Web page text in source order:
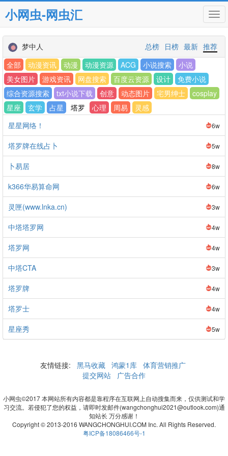
小网虫-网虫汇
梦中人 推荐
最新
日榜
总榜
全部
动漫资讯 动漫 动漫资源 ACG 小说搜索
小说
美女图片
游戏资讯 网盘搜索 百度云资源 设计
免费小说
综合资源搜索
txt小说下载 创意 动态图片 宅男绅士
cosplay
星座
玄学 占星 塔罗 心理 周易
灵感
星星网络！
6w
塔罗牌在线占卜 5w
卜易居 8w
k366华易算命网 6w
灵匣(www.lnka.cn) 3w
中塔塔罗网 4w
塔罗网 4w
中塔CTA 3w
塔罗牌 4w
塔罗士 4w
星座秀 5w
友情链接: 黑马收藏 鸿蒙1库 体育营销推广
提交网站
广告合作
小网虫©2017 本网站所有内容都是靠程序在互联网上自动搜集而来，仅供测试和学
习交流。若侵犯了您的权益，请即时发邮件(wangchonghui2021@outlook.com)通
知站长 万分感谢！
Copyright © 2013-2016 WANGCHONGHUI.COM Inc. All Rights Reserved.
粤ICP备18086466号-1